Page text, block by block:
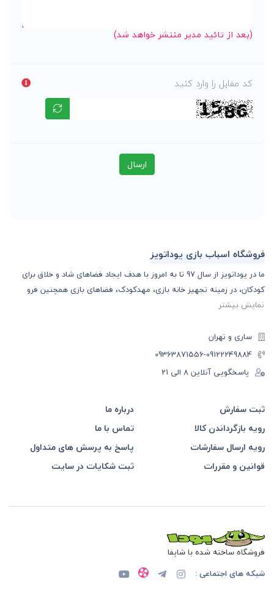
(بعد از تائید مدیر منتشر خواهد شد)
کد مقابل را وارد کنید
ارسال
فروشگاه اسباب بازی یوداتویز
ما در یوداتویز از سال 97 تا به امروز با هدف ایجاد فضاهای شاد و خلاق برای
کودکان، در زمینه تجهیز خانه بازی، مهدکودک، فضاهای بازی همچنین فرو
نمایش بیشتر
ساری و تهران
09122249884
-09363871556
پاسخگویی آنلاین 8 الی 21
ثبت سفارش
درباره ما
رویه بازگرداندن کالا
تماس با ما
رویه ارسال سفارشات
پاسخ به پرسش های متداول
قوانین و مقررات
ثبت شکایات در سایت
فروشگاه ساخته شده با شاپفا
شبکه های اجتماعی :